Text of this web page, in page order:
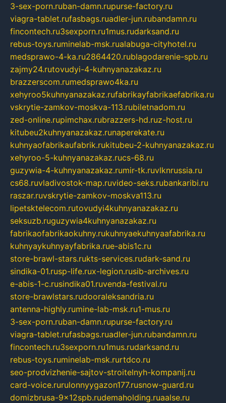
3-sex-porn.ruban-damn.rupurse-factory.ru
viagra-tablet.rufasbags.ruadler-jun.rubandamn.ru
fincontech.ru3sexporn.ru1mus.rudarksand.ru
rebus-toys.ruminelab-msk.rualabuga-cityhotel.ru
medsprawo-4-ka.ru2864420.rublagodarenie-spb.ru
zajmy24.rutovudyi-4-kuhnyanazakaz.ru
brazzerscom.rumedsprawo4ka.ru
xehyroo5kuhnyanazakaz.rufabrikayfabrikaefabrika.ru
vskrytie-zamkov-moskva-113.rubiletnadom.ru
zed-online.rupimchax.rubrazzers-hd.ruz-host.ru
kitubeu2kuhnyanazakaz.runaperekate.ru
kuhnyaofabrikaufabrik.rukitubeu-2-kuhnyanazakaz.ru
xehyroo-5-kuhnyanazakaz.rucs-68.ru
guzywia-4-kuhnyanazakaz.rumir-tk.ruvlknrussia.ru
cs68.ruvladivostok-map.ruvideo-seks.rubankaribi.ru
raszar.ruvskrytie-zamkov-moskva113.ru
lipetsktelecom.rutovudyi4kuhnyanazakaz.ru
seksuzb.ruguzywia4kuhnyanazakaz.ru
fabrikaofabrikaokuhny.rukuhnyaekuhnyaafabrika.ru
kuhnyaykuhnyayfabrika.rue-abis1c.ru
store-brawl-stars.rukts-services.rudark-sand.ru
sindika-01.rusp-life.rux-legion.rusib-archives.ru
e-abis-1-c.rusindika01.ruvenda-festival.ru
store-brawlstars.rudooraleksandria.ru
antenna-highly.rumine-lab-msk.ru1-mus.ru
3-sex-porn.ruban-damn.rupurse-factory.ru
viagra-tablet.rufasbags.ruadler-jun.rubandamn.ru
fincontech.ru3sexporn.ru1mus.rudarksand.ru
rebus-toys.ruminelab-msk.rurtdco.ru
seo-prodvizhenie-sajtov-stroitelnyh-kompanij.ru
card-voice.rurulonnyygazon177.rusnow-guard.ru
domizbrusa-9x12spb.rudemaholding.ruaalse.ru